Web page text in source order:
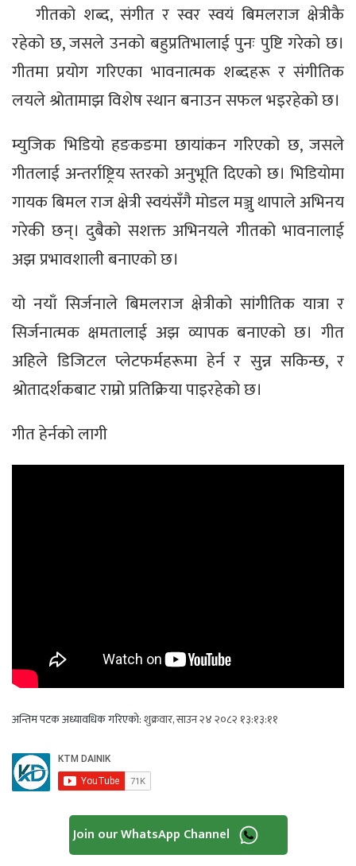
गीतको शब्द, संगीत र स्वर स्वयं बिमलराज क्षेत्रीकै
रहेको छ, जसले उनको बहुप्रतिभालाई पुनः पुष्टि गरेको छ।
गीतमा प्रयोग गरिएका भावनात्मक शब्दहरू र संगीतिक
लयले श्रोतामाझ विशेष स्थान बनाउन सफल भइरहेको छ।
म्युजिक भिडियो हङकङमा छायांकन गरिएको छ, जसले
गीतलाई अन्तर्राष्ट्रिय स्तरको अनुभूति दिएको छ। भिडियोमा
गायक बिमल राज क्षेत्री स्वयंसँगै मोडल मञ्जु थापाले अभिनय
गरेकी छन्। दुबैको सशक्त अभिनयले गीतको भावनालाई
अझ प्रभावशाली बनाएको छ।
यो नयाँ सिर्जनाले बिमलराज क्षेत्रीको सांगीतिक यात्रा र
सिर्जनात्मक क्षमतालाई अझ व्यापक बनाएको छ। गीत
अहिले डिजिटल प्लेटफर्महरूमा हेर्न र सुन्न सकिन्छ, र
श्रोतादर्शकबाट राम्रो प्रतिक्रिया पाइरहेको छ।
गीत हेर्नको लागी
अन्तिम पटक अध्यावधिक गरिएको:शुक्रवार, साउन २४ २०८२ १३:१३:११
Join our WhatsApp Channel